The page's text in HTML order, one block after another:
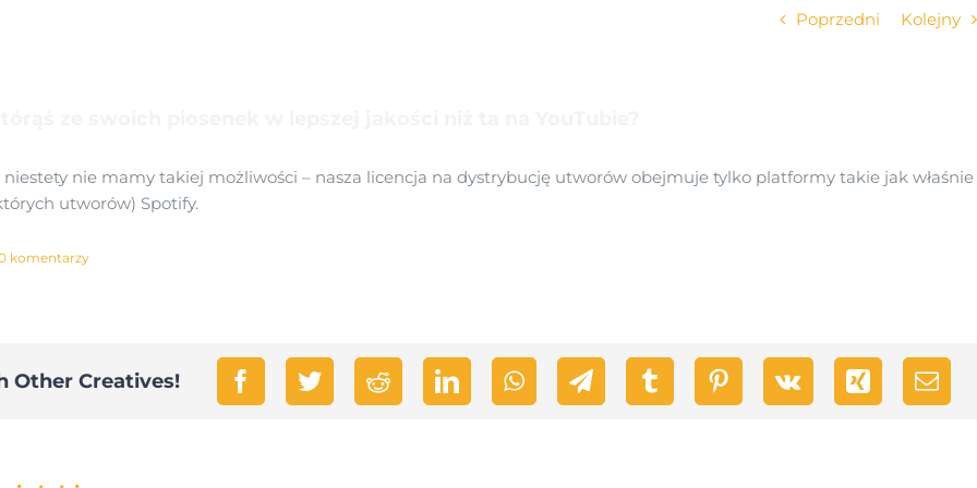
Poprzedni Kolejny
nie mamy takiej możliwości – nasza licencja na dystrybucję utworów obejmuje tylko platformy takie jak właśnie
utworów) Spotify.
komentarzy
Other Creatives! FacebookTwitterReddit LinkedInWhatsAppTelegramTumblrPinterest
Vk Xing